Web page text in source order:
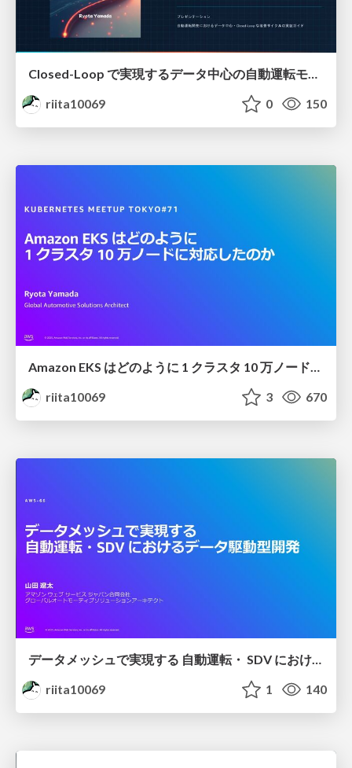
Closed-Loop で実現するデータ中心の自動運転モデル / Data-Centric Autonomous Driving Models with Closed Loop
riita10069
0 150
riita10069
3 670
データメッシュで実現する 自動運転・ SDV におけるデータ駆動型開発 / Data Mesh for Data Driven Development
riita10069
1 140